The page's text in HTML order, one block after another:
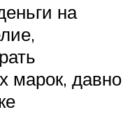
на
марок, давно